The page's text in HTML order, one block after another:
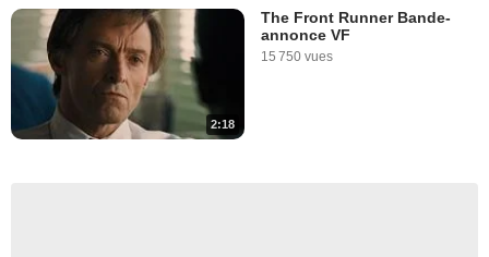
2:18
The Front Runner Bande-
annonce VF
15 750 vues